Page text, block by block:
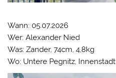
Wann: 05.07.2026
Wer: Alexander Nied
Was: Zander, 74cm, 4,8kg
Wo: Untere Pegnitz, Innenstadt